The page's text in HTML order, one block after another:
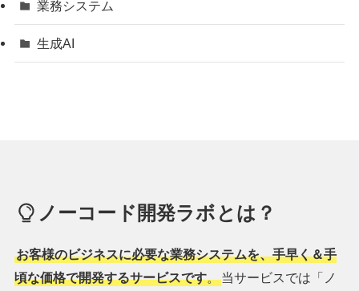
業務システム
生成AI
ノーコード開発ラボとは？
お客様のビジネスに必要な業務システムを、手早く＆手
頃な価格で開発するサービスです。当サービスでは「ノ